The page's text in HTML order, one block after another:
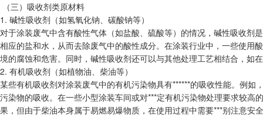
（三）吸收剂类原材料
1. 碱性吸收剂（如氢氧化钠、碳酸钠等）
对于涂装废气中含有酸性气体（如盐酸、硫酸等）的情况，碱性吸收剂
相应的盐和水，从而去除废气中的酸性成分。在涂装行业中，一些使用
境的腐蚀和危害。同时，碱性吸收剂还可以与其他处理工艺相结合，如
2. 有机吸收剂（如植物油、柴油等）
某些有机吸收剂对涂装废气中的有机污染物具有******的吸收性能。例
污染物的吸收。在一些小型涂装车间或对***定有机污染物处理要求较
果，但由于柴油本身属于易燃易爆物质，在使用过程中需要***别注意安